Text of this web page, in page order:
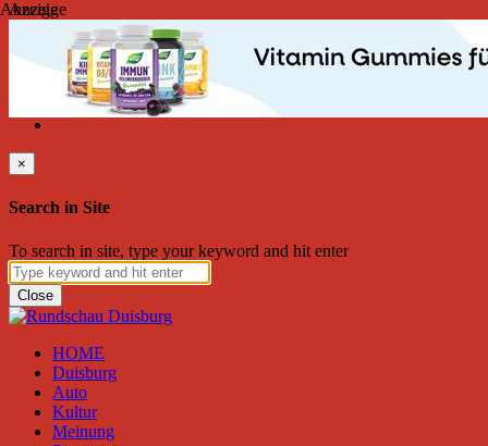
Samstag, August 08, 2026
Friend on Facebook Follow on Twitter
Search
×
Search in Site
To search in site, type your keyword and hit enter
Close
HOME
Duisburg
Auto
Kultur
Meinung
Anzeige
Anzeige